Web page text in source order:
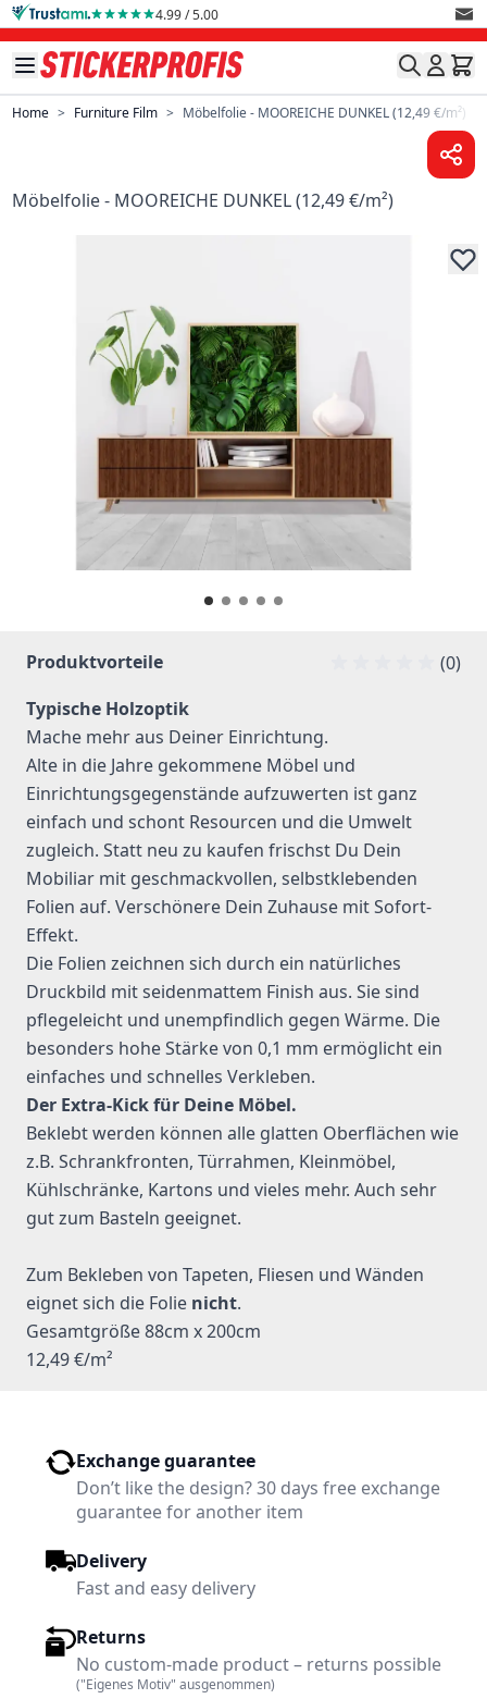
Skip to Content 4.99 / 5.00
Home > Furniture Film > Möbelfolie - MOOREICHE DUNKEL (12,49 €/m²)
Möbelfolie - MOOREICHE DUNKEL (12,49 €/m²)
Produktvorteile
(0)
Typische Holzoptik
Mache mehr aus Deiner Einrichtung.
Alte in die Jahre gekommene Möbel und
Einrichtungsgegenstände aufzuwerten ist ganz
einfach und schont Resourcen und die Umwelt
zugleich. Statt neu zu kaufen frischst Du Dein
Mobiliar mit geschmackvollen, selbstklebenden
Folien auf. Verschönere Dein Zuhause mit Sofort-
Effekt.
Die Folien zeichnen sich durch ein natürliches
Druckbild mit seidenmattem Finish aus. Sie sind
pflegeleicht und unempfindlich gegen Wärme. Die
besonders hohe Stärke von 0,1 mm ermöglicht ein
einfaches und schnelles Verkleben.
Der Extra-Kick für Deine Möbel.
Beklebt werden können alle glatten Oberflächen wie
z.B. Schrankfronten, Türrahmen, Kleinmöbel,
Kühlschränke, Kartons und vieles mehr. Auch sehr
gut zum Basteln geeignet.
Zum Bekleben von Tapeten, Fliesen und Wänden
eignet sich die Folie nicht.
Gesamtgröße 88cm x 200cm
12,49 €/m²
Exchange guarantee
Don’t like the design? 30 days free exchange
guarantee for another item
Delivery
Fast and easy delivery
Returns
No custom-made product – returns possible
("Eigenes Motiv" ausgenommen)